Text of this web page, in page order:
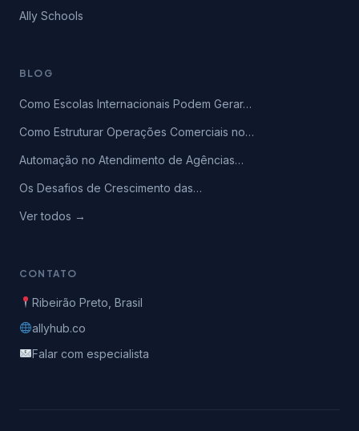
Ally Schools
BLOG
Como Escolas Internacionais Podem Gerar…
Como Estruturar Operações Comerciais no…
Automação no Atendimento de Agências…
Os Desafios de Crescimento das…
Ver todos →
CONTATO
Ribeirão Preto, Brasil
allyhub.co
Falar com especialista